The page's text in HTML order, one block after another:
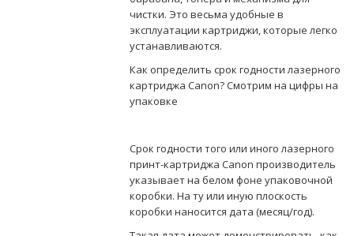
чистки. Это весьма удобные в
эксплуатации картриджи, которые легко
устанавливаются.
Как определить срок годности лазерного
картриджа Canon? Смотрим на цифры на
упаковке
Срок годности того или иного лазерного
принт-картриджа Canon производитель
указывает на белом фоне упаковочной
коробки. На ту или иную плоскость
коробки наносится дата (месяц/год).